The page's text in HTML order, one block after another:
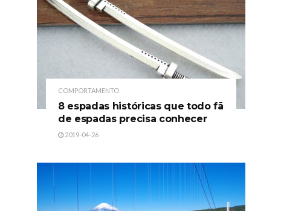
COMPORTAMENTO
8 espadas históricas que todo fã
de espadas precisa conhecer
2019-04-26